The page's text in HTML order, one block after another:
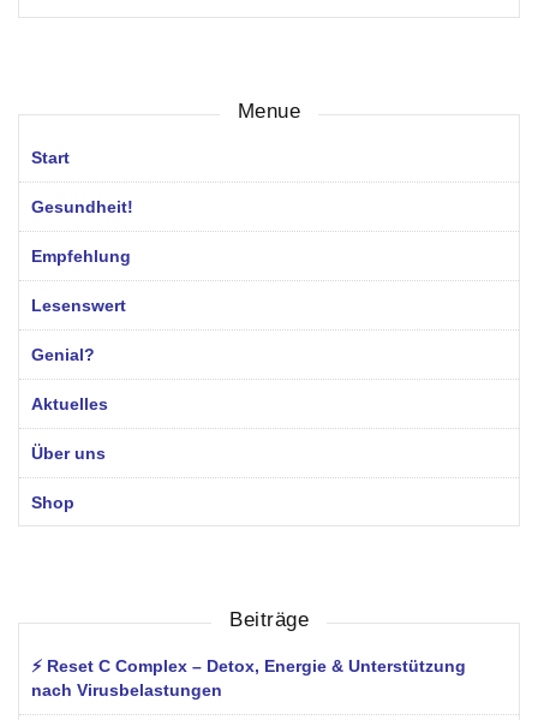
Menue
Start
Gesundheit!
Empfehlung
Lesenswert
Genial?
Aktuelles
Über uns
Shop
Beiträge
⚡ Reset C Complex – Detox, Energie & Unterstützung
nach Virusbelastungen